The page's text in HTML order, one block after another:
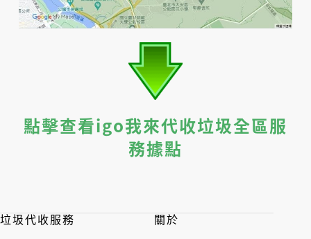
點擊查看igo我來代收垃圾全區服
務據點
垃圾代收服務 關於